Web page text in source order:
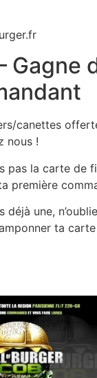
Gagne
canettes
nous !
pas la carte de
première
déjà une,
ta carte